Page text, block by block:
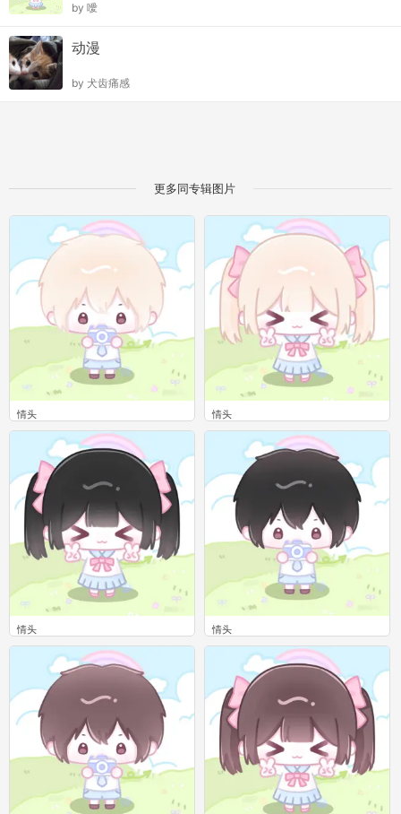
by 噯
动漫
by 犬齿痛感
更多同专辑图片
情头
0
情头
0
情头
0
情头
0